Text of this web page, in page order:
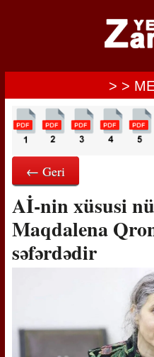
> >
← Geri
Aİ-nin xüsusi
Maqdalena
səfərdədir